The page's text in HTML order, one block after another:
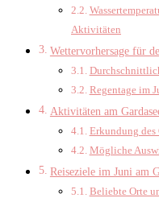
Aktivitäten
Wettervorhersage für
Regentage im
Aktivitäten am
Erkundung des
Mögliche
Reiseziele im Juni am
Beliebte Orte